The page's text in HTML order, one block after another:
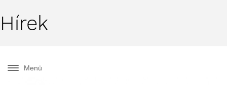
Hírek
Menü